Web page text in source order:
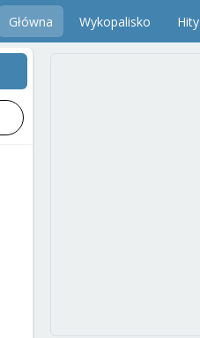
Główna Wykopalisko Hity